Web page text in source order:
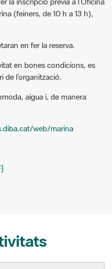
en fer la reserva.
en bones condicions, es
l’organització.
aigua i, de manera
web/marina